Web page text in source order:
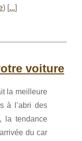
) [...]
voiture
la meilleure
à l’abri des
la tendance
du car